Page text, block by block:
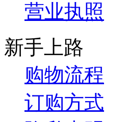
营业执照
新手上路
购物流程
订购方式